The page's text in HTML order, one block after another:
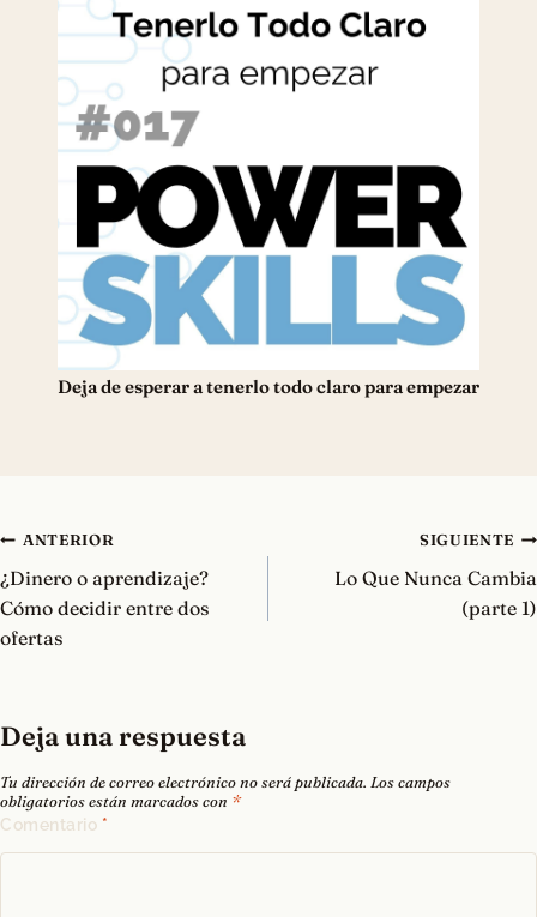
Deja de esperar a tenerlo todo claro para empezar
Navegación
de
entradas
ANTERIOR
¿Dinero o aprendizaje?
Cómo decidir entre dos
ofertas
SIGUIENTE
Lo Que Nunca Cambia
(parte 1)
Deja una respuesta
Tu dirección de correo electrónico no será publicada. Los campos
obligatorios están marcados con *
Comentario *